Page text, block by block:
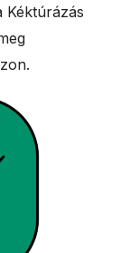
Kéktúrázás